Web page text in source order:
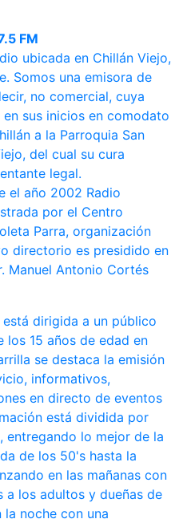
FM
ubicada en Chillán Viejo,
Somos una emisora de
no comercial, cuya
sus inicios en comodato
a la Parroquia San
del cual su cura
legal.
el año 2002 Radio
por el Centro
Parra, organización
directorio es presidido en
Manuel Antonio Cortés
dirigida a un público
15 años de edad en
se destaca la emisión
informativos,
en directo de eventos
está dividida por
entregando lo mejor de la
de los 50's hasta la
en las mañanas con
a los adultos y dueñas de
noche con una